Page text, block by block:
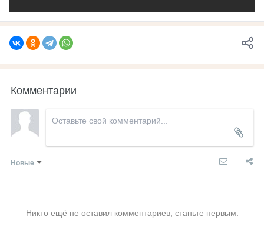
Комментарии
Новые
Никто ещё не оставил комментариев, станьте первым.